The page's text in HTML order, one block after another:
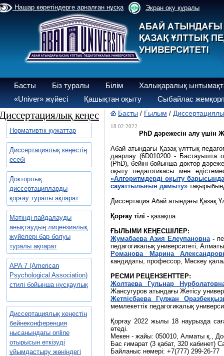
Нашар көретіндерге арналған нұсқа Экран оқу құралы
Басты Біз туралы Білім
Халықаралық
«Univer» жүйесі
Қашықтан оқыту Сыбайлас
кеңес
Нормативтік құжаттар
Диссертациялық кеңестің
есебі
Докторлық
диссертацияларды
қорғау туралы ақпарат
Мәтінді пайдалауды
анықтаудың лицензиялық
жүйелері бар болуы
туралы ақпарат
APA 7 (American
Psychological Association)
стилі бойынша нұсқаулық
Диссертациялық кеңестің
бейнеконференция
нысанындағы online
отырысын өткізуді
ұйымдастыру жөніндегі
Басты / Ғылым /
18.02.2022
РhD дәрежесін алу
Абай атындағы Қазақ ұлттық
даярлау (6D010200 - Бастауышта
(PhD), бейіні бойынша доктор
оқыту педагогикасы мен
«Алгоритмдерді оқыту
сауаттылығын дамыту»
Диссертация Абай атындағы Қазақ
Қорғау тілі - қазақша
ҒЫЛЫМИ КЕҢЕСШІЛЕР:
Жумабаева Азия Елеупановна-
педагогикалық университеті,
Романова Марина
кандидаты, профессор, Мәскеу
РЕСМИ РЕЦЕНЗЕНТТЕР:
Жолтаева
Гульнар
Жансугуров атындағы Жетісу
Жетпісбаева Гүлжан
мемлекеттік педагогикалық
Қорғау 2022 жылы 18 наурызда
өтеді.
Мекен - жайы: 050010, Алматы қ.,
Бас ғимарат (3 қабат, 320 кабинет)
Байланыс нөмері: +7(777) 299-26-77